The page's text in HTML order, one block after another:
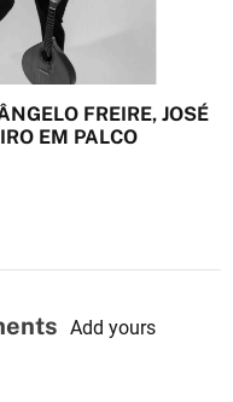
FREIRE, JOSÉ
EM PALCO
Add yours